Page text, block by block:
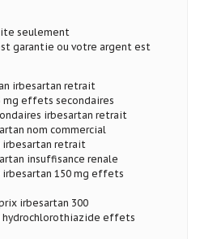
seulement
garantie ou votre argent est
irbesartan retrait
mg effets secondaires
irbesartan retrait
nom commercial
retrait
insuffisance renale
150 mg effets
irbesartan 300
hydrochlorothiazide effets